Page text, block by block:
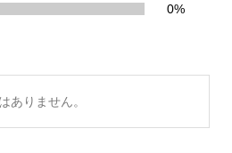
0%
ありません。